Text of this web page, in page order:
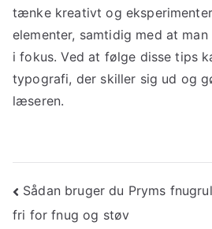
tænke kreativt og
elementer, samtidig med at
i fokus. Ved at følge disse tips
typografi, der skiller sig ud og
læseren.
Sådan bruger du Pryms
fri for fnug og støv